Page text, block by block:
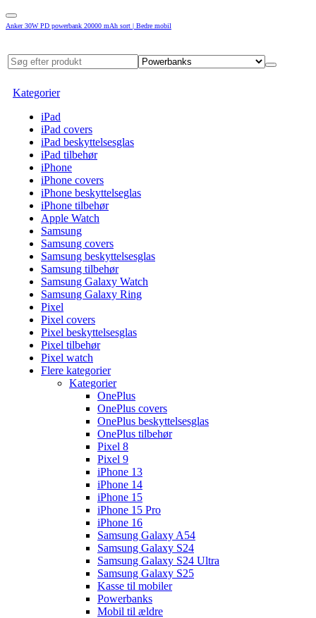
Anker 30W PD powerbank 20000 mAh sort | Bedre mobil
Kategorier
iPad
iPad covers
iPad beskyttelsesglas
iPad tilbehør
iPhone
iPhone covers
iPhone beskyttelseglas
iPhone tilbehør
Apple Watch
Samsung
Samsung covers
Samsung beskyttelsesglas
Samsung tilbehør
Samsung Galaxy Watch
Samsung Galaxy Ring
Pixel
Pixel covers
Pixel beskyttelsesglas
Pixel tilbehør
Pixel watch
Flere kategorier
Kategorier
OnePlus
OnePlus covers
OnePlus beskyttelsesglas
OnePlus tilbehør
Pixel 8
Pixel 9
iPhone 13
iPhone 14
iPhone 15
iPhone 15 Pro
iPhone 16
Samsung Galaxy A54
Samsung Galaxy S24
Samsung Galaxy S24 Ultra
Samsung Galaxy S25
Kasse til mobiler
Powerbanks
Mobil til ældre